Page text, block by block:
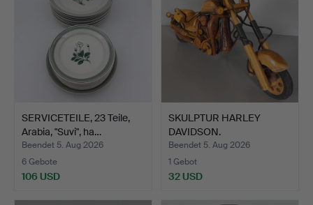
SERVICETEILE, 23 Teile,
Arabia, "Suvi", ha…
Beendet 5. Aug 2026
6 Gebote
106 USD
SKULPTUR HARLEY
DAVIDSON.
Beendet 5. Aug 2026
1 Gebot
32 USD